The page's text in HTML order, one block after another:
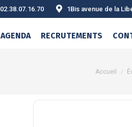
02.38.07.16.70 1Bis avenue de la
AGENDA RECRUTEMENTS
Vous êtes
Accueil